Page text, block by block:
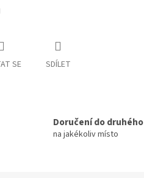
SE SDÍLET
Doručení do
na jakékoliv místo